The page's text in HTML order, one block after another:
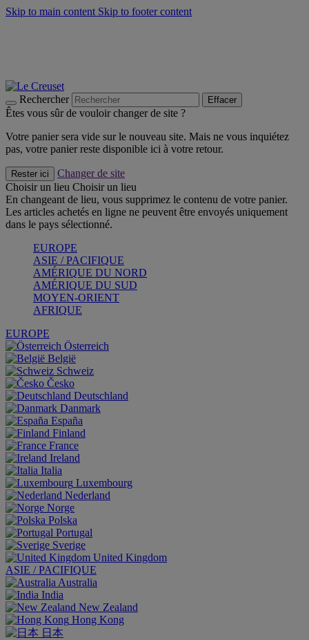
Skip to main content Skip to footer content
Rechercher Effacer
Êtes vous sûr de vouloir changer de site ?
Votre panier sera vide sur le nouveau site. Mais ne vous inquiétez
pas, votre panier reste disponible ici à votre retour.
Rester ici
Changer de site
Choisir un lieu Choisir un lieu
En changeant de lieu, vous supprimez le contenu de votre panier.
Les articles achetés en ligne ne peuvent être envoyés uniquement
dans le pays sélectionné.
EUROPE
ASIE / PACIFIQUE
AMÉRIQUE DU NORD
AMÉRIQUE DU SUD
MOYEN-ORIENT
AFRIQUE
EUROPE
Österreich
België
Schweiz
Česko
Deutschland
Danmark
España
Finland
France
Ireland
Italia
Luxembourg
Nederland
Norge
Polska
Portugal
Sverige
United Kingdom
ASIE / PACIFIQUE
Australia
India
New Zealand
Hong Kong
日本